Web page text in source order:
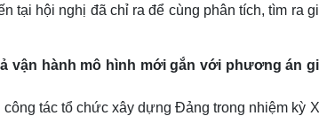
tại hội nghị đã chỉ ra để cùng phân tích, tìm ra
vận hành mô hình mới gắn với phương án
tác tổ chức xây dựng Đảng trong nhiệm kỳ